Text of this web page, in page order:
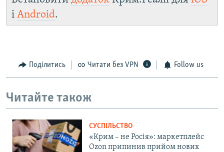
і Android.
Поділитись Читати без VPN Follow us
Читайте також
СУСПІЛЬСТВО
«Крим – не Росія»: маркетплейс
Ozon припинив прийом нових